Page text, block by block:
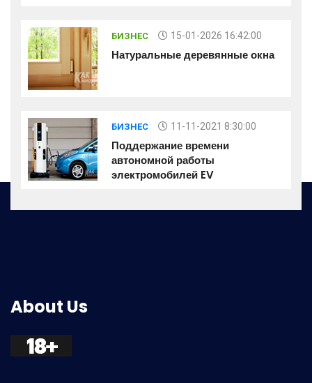
БИЗНЕС 15-01-2026 16:42:00
Натуральные деревянные окна
БИЗНЕС 11-11-2021 8:30:00
Поддержание времени
автономной работы
электромобилей EV
About Us